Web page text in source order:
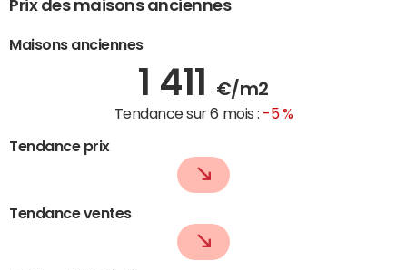
Prix des maisons anciennes
Maisons anciennes
1 411 €/m2
Tendance sur 6 mois : -5 %
Tendance prix
Tendance ventes